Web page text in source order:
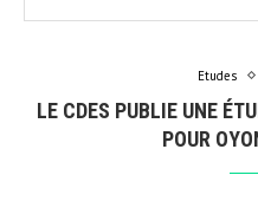
Etudes
LE CDES PUBLIE UNE
POUR